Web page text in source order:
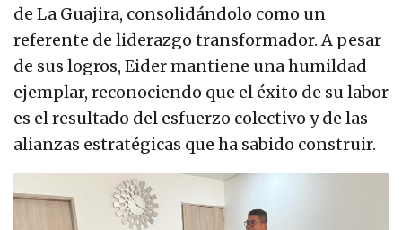
de La Guajira, consolidándolo como un
referente de liderazgo transformador. A pesar
de sus logros, Eider mantiene una humildad
ejemplar, reconociendo que el éxito de su labor
es el resultado del esfuerzo colectivo y de las
alianzas estratégicas que ha sabido construir.